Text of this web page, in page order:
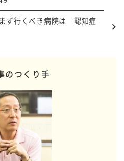
ず行くべき病院は 認知症
のつくり手